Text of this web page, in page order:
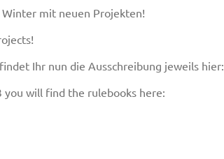
mit neuen Projekten!
Ihr nun die Ausschreibung jeweils hier:
you will find the rulebooks here: